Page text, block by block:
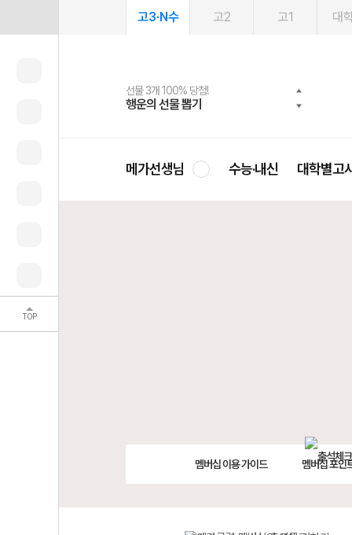
TOP
고3·N수 고2 고1 대
선물 3개 100% 당첨!
행운의 선물 뽑기
선물 100% 증정!
메가스터디 X 올리브
여름방학 스터디 캐시백
메가런 썸머스쿨
2027 러셀 단과
강사 공개선발
스마트러닝앱
설문 EVENT
메가패스
3일 무료 체험권
메가패스 수강생 무료혜택!
메가클럽 멤버십
사회공헌 캠페인
희망이룸 메가나눔
메가선생님 수능·내신 대학별고
멤버십 이용 가이드 멤버십 포인